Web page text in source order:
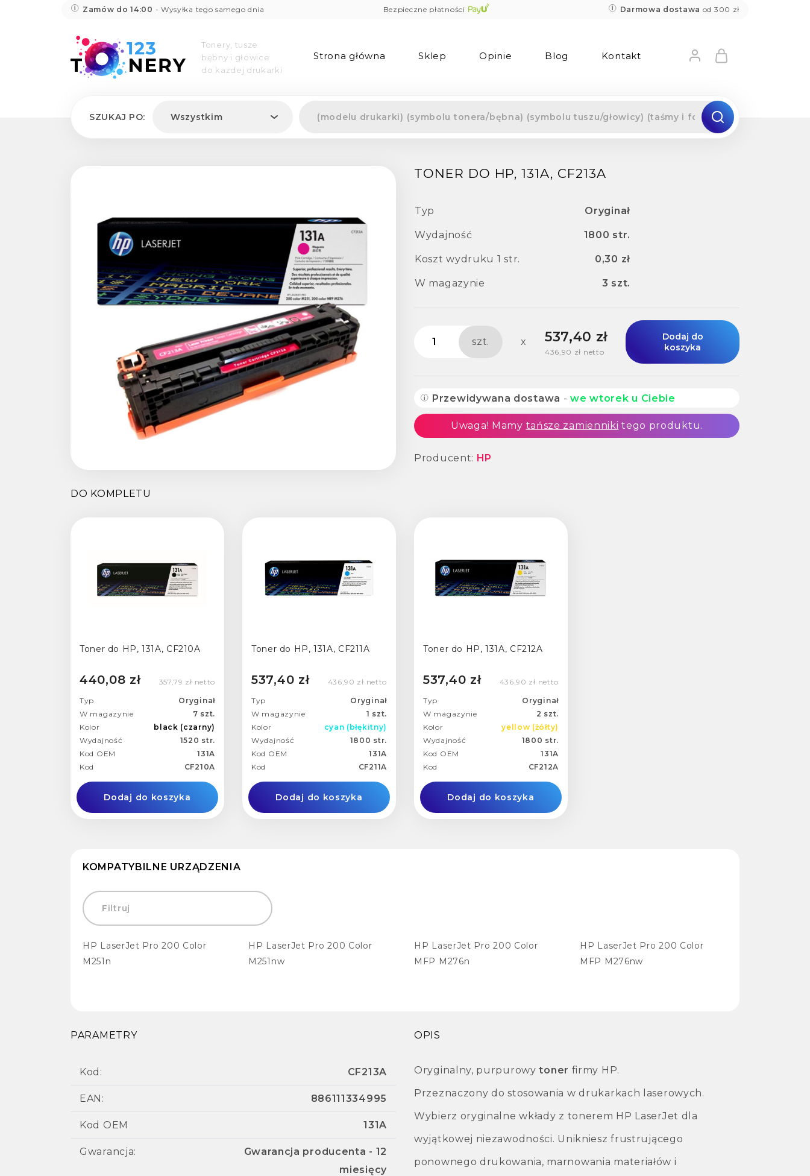
Zamów do 14:00 - Wysyłka tego samego dnia Bezpieczne płatności Darmowa dostawa od 300 zł
Tonery, tusze
bębny i głowice
do każdej drukarki
Strona główna Sklep Opinie Blog Kontakt
SZUKAJ PO: Wszystkim
TONER DO HP, 131A, CF213A
Typ Oryginał
Wydajność 1800 str.
Koszt wydruku 1 str. 0,30 zł
W magazynie 3 szt.
szt. x 537,40 zł
436,90 zł netto
Dodaj do
koszyka
Przewidywana dostawa -we wtorek u Ciebie
Uwaga! Mamy tańsze zamienniki tego produktu.
Producent: HP
DO KOMPLETU
Toner do HP, 131A, CF210A
440,08 zł 357,79 zł netto
Typ
Oryginał
W magazynie
7 szt.
Kolor
black (czarny)
Wydajność
1520 str.
Kod OEM
131A
Kod
CF210A
Dodaj do koszyka
Toner do HP, 131A, CF211A
537,40 zł 436,90 zł netto
Typ
Oryginał
W magazynie
1 szt.
Kolor
cyan (błękitny)
Wydajność
1800 str.
Kod OEM
131A
Kod
CF211A
Dodaj do koszyka
Toner do HP, 131A, CF212A
537,40 zł 436,90 zł netto
Typ
Oryginał
W magazynie
2 szt.
Kolor
yellow (żółty)
Wydajność
1800 str.
Kod OEM
131A
Kod
CF212A
Dodaj do koszyka
KOMPATYBILNE URZĄDZENIA
HP LaserJet Pro 200 Color
M251n
HP LaserJet Pro 200 Color
M251nw
HP LaserJet Pro 200 Color
MFP M276n
HP LaserJet Pro 200 Color
MFP M276nw
PARAMETRY
Kod: CF213A
EAN: 886111334995
Kod OEM 131A
Gwarancja:
Gwarancja producenta - 12
miesięcy
OPIS
Oryginalny, purpurowytoner firmy HP.
Przeznaczony do stosowania w drukarkach laserowych.
Wybierz oryginalne wkłady z tonerem HP LaserJet dla
wyjątkowej niezawodności. Unikniesz frustrującego
ponownego drukowania, marnowania materiałów i